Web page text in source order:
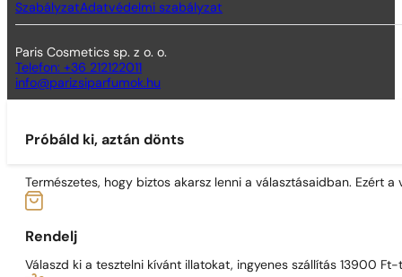
SzabályzatAdatvédelmi szabályzat
Paris Cosmetics sp. z o. o.
Telefon: +36 212122011
info@parizsiparfumok.hu
Próbáld ki, aztán dönts
Természetes, hogy biztos akarsz lenni a választásaidban. Ezért
Rendelj
Válaszd ki a tesztelni kívánt illatokat, ingyenes szállítás 13900 Ft-